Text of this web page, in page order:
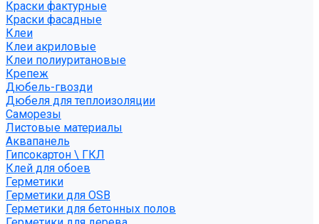
Краски фактурные
Краски фасадные
Клеи
Клеи акриловые
Клеи полиуритановые
Крепеж
Дюбель-гвозди
Дюбеля для теплоизоляции
Саморезы
Листовые материалы
Аквапанель
Гипсокартон \ ГКЛ
Клей для обоев
Герметики
Герметики для OSB
Герметики для бетонных полов